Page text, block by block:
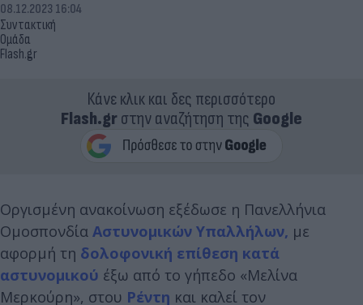
Συντακτική
Ομάδα
Flash.gr
08.12.2023 16:04
Κάνε κλικ και δες περισσότερο
Flash.grστην αναζήτηση της Google
Οργισμένη ανακοίνωση εξέδωσε η Πανελλήνια
Ομοσπονδία Αστυνομικών Υπαλλήλων, με
αφορμή τη δολοφονική επίθεση κατά
αστυνομικού έξω από το γήπεδο «Μελίνα
Μερκούρη», στου Ρέντη και καλεί τον